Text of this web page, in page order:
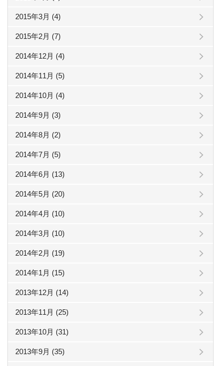
2015年3月 (4)
2015年2月 (7)
2014年12月 (4)
2014年11月 (5)
2014年10月 (4)
2014年9月 (3)
2014年8月 (2)
2014年7月 (5)
2014年6月 (13)
2014年5月 (20)
2014年4月 (10)
2014年3月 (10)
2014年2月 (19)
2014年1月 (15)
2013年12月 (14)
2013年11月 (25)
2013年10月 (31)
2013年9月 (35)